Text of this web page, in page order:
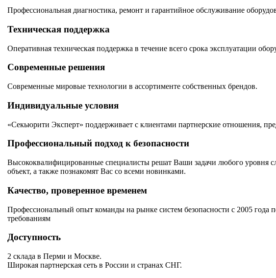
Профессиональная диагностика, ремонт и гарантийное обслуживание
Техническая поддержка
Оперативная техническая поддержка в течение всего срока эксплуатации
Современные решения
Современные мировые технологии в ассортименте собственных брендов.
Индивидуальные условия
«Секьюрити Эксперт» поддерживает с клиентами партнерские отношения,
Профессиональный подход к безопасности
Высококвалифицированные специалисты решат Ваши задачи любого уровня
объект, а также познакомят Вас со всеми новинками.
Качество, проверенное временем
Профессиональный опыт команды на рынке систем безопасности с 2005
требованиям
Доступность
2 склада в Перми и Москве.
Широкая партнерская сеть в России и странах СНГ.